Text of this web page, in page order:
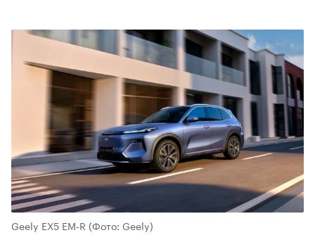
Geely EX5 EM-R (Фото: Geely)